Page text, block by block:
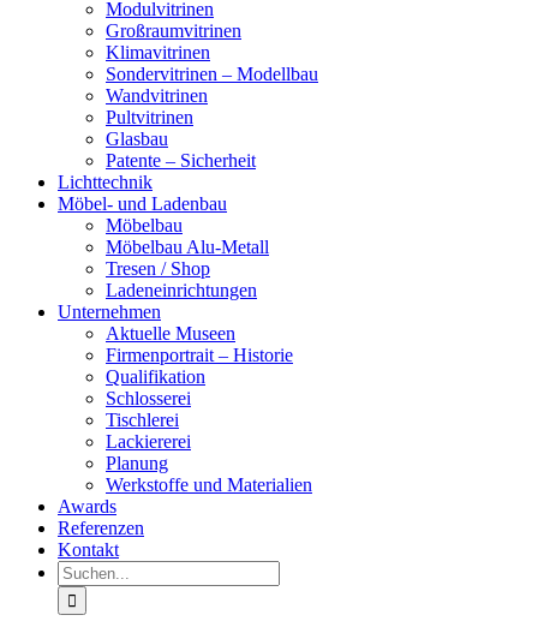
Modulvitrinen
Großraumvitrinen
Klimavitrinen
Sondervitrinen – Modellbau
Wandvitrinen
Pultvitrinen
Glasbau
Patente – Sicherheit
Lichttechnik
Möbel- und Ladenbau
Möbelbau
Möbelbau Alu-Metall
Tresen / Shop
Ladeneinrichtungen
Unternehmen
Aktuelle Museen
Firmenportrait – Historie
Qualifikation
Schlosserei
Tischlerei
Lackiererei
Planung
Werkstoffe und Materialien
Awards
Referenzen
Kontakt
Suche
nach: